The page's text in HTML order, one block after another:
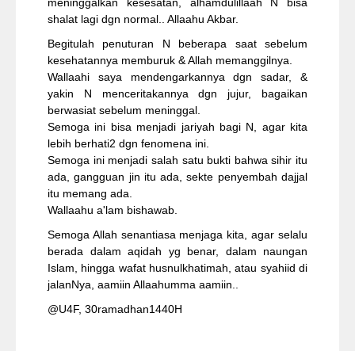
shalat lagi dgn normal.. Allaahu Akbar.
Begitulah penuturan N beberapa saat sebelum
kesehatannya memburuk & Allah memanggilnya.
Wallaahi saya mendengarkannya dgn sadar, &
yakin N menceritakannya dgn jujur, bagaikan
berwasiat sebelum meninggal.
Semoga ini bisa menjadi jariyah bagi N, agar kita
lebih berhati2 dgn fenomena ini.
Semoga ini menjadi salah satu bukti bahwa sihir itu
ada, gangguan jin itu ada, sekte penyembah dajjal
itu memang ada.
Wallaahu a'lam bishawab.
Semoga Allah senantiasa menjaga kita, agar selalu
berada dalam aqidah yg benar, dalam naungan
Islam, hingga wafat husnulkhatimah, atau syahiid di
jalanNya, aamiin Allaahumma aamiin..
@U4F, 30ramadhan1440H